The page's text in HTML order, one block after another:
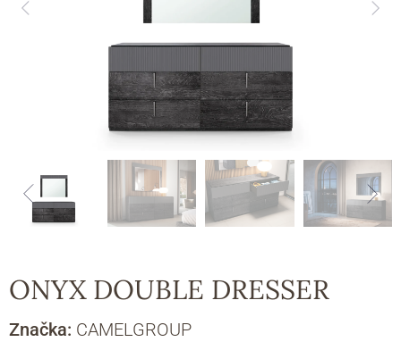
ONYX DOUBLE DRESSER
Značka: CAMELGROUP